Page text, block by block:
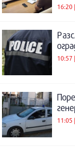
16:20
10:57
11:05